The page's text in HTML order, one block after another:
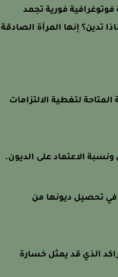
فورية تجمد
إنها المرآة الصادقة
لتغطية الالتزامات
الاعتماد على الديون.
تحصيل ديونها من
الذي قد يمثل خسارة